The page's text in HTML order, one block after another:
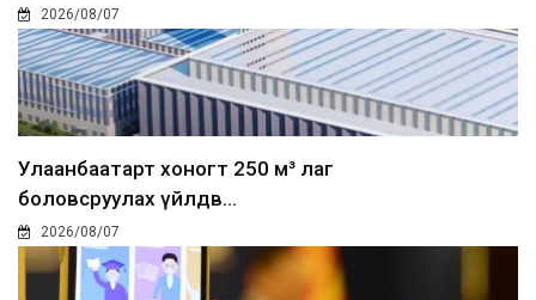
2026/08/07
Улаанбаатарт хоногт 250 м³ лаг
боловсруулах үйлдв...
2026/08/07